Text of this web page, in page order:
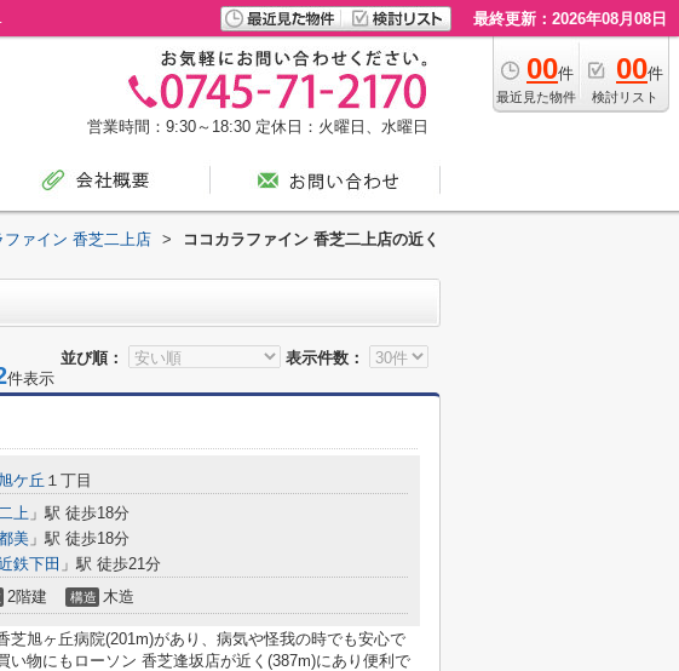
ーム有限会社 最終更新：2026年08月08日
00件
最近見た物件
00件
検討リスト
営業時間：9:30～18:30 定休日：火曜日、水曜日
ファイン 香芝二上店 >
ココカラファイン 香芝二上店の近く
並び順： 表示件数：
件表示
ケ丘 １丁目
上 」駅 徒歩18分
美 」駅 徒歩18分
鉄下田 」駅 徒歩21分
2階建 構造 木造
芝旭ヶ丘病院(201m)があり、病気や怪我の時でも安心で
い物にもローソン 香芝逢坂店が近く(387m)にあり便利で